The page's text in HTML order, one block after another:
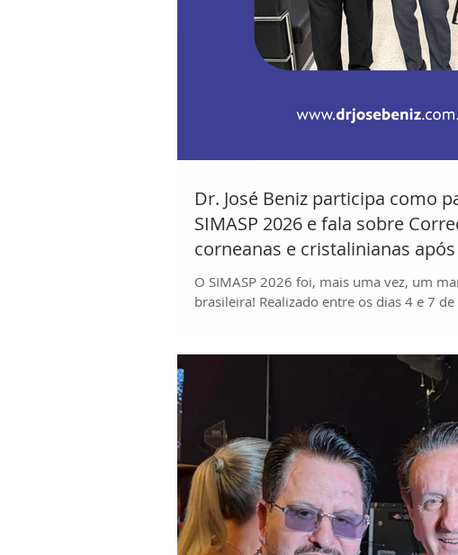
Dr. José Beniz participa como
SIMASP 2026 e fala sobre
corneanas e cristalinianas
fácica – Cirurgia Quádrupla
O SIMASP 2026 foi, mais uma vez, um
brasileira! Realizado entre os dias 4 e 7
programação científica de altíssimo nível.
como uma das principais plataformas de
atualização para oftalmologistas e para a
lançamentos, tendências globais e